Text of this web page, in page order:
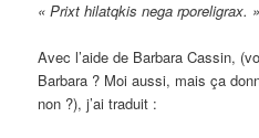
« Prixt hilatqkis nega rporeligrax. »
Avec l’aide de Barbara Cassin,
Barbara ? Moi aussi, mais ça
non ?), j’ai traduit :